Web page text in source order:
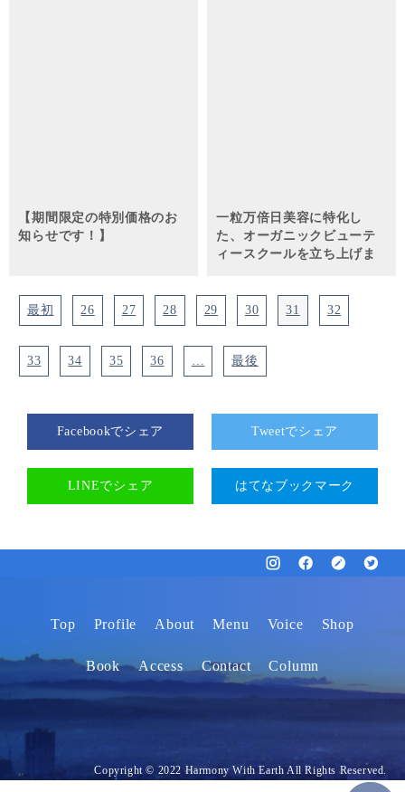
【期間限定の特別価格のお
知らせです！】
一粒万倍日美容に特化し
た、オーガニックビューテ
ィースクールを立ち上げま
最初 26 27 28 29 30 31 32
33 34 35 36 … 最後
Facebookでシェア Tweetでシェア
LINEでシェア はてなブックマーク
Top Profile About Menu Voice Shop
Book Access Contact Column
Copyright © 2022 Harmony With Earth All Rights Reserved.